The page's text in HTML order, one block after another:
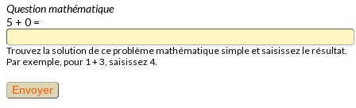
Question mathématique
5 + 0 =
Trouvez la solution de ce problème mathématique simple et saisissez le résultat.
Par exemple, pour 1 + 3, saisissez 4.